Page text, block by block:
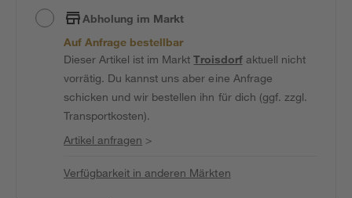
Abholung im Markt
Auf Anfrage bestellbar
Dieser Artikel ist im MarktTroisdorfaktuell nicht
vorrätig. Du kannst uns aber eine Anfrage
schicken und wir bestellen ihn für dich (ggf. zzgl.
Transportkosten).
Artikel anfragen >
Verfügbarkeit in anderen Märkten